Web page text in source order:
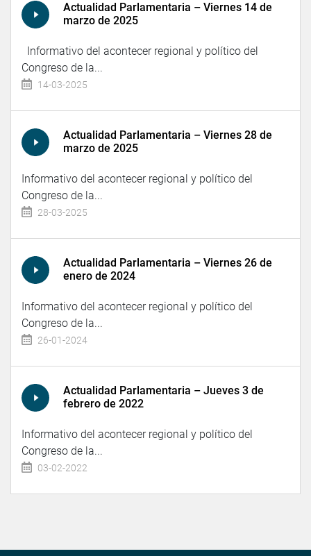
Actualidad Parlamentaria – Viernes 14 de
marzo de 2025
Informativo del acontecer regional y político del
Congreso de la...
14-03-2025
Actualidad Parlamentaria – Viernes 28 de
marzo de 2025
Informativo del acontecer regional y político del
Congreso de la...
28-03-2025
Actualidad Parlamentaria – Viernes 26 de
enero de 2024
Informativo del acontecer regional y político del
Congreso de la...
26-01-2024
Actualidad Parlamentaria – Jueves 3 de
febrero de 2022
Informativo del acontecer regional y político del
Congreso de la...
03-02-2022